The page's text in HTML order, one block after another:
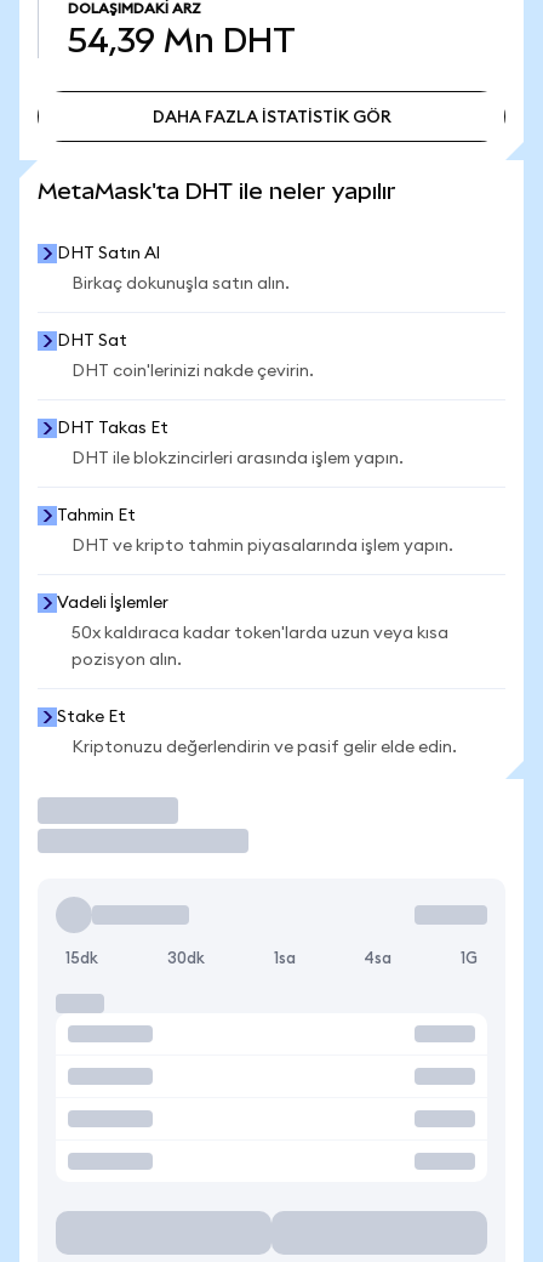
DOLAŞIMDAKI ARZ
54,39 Mn DHT
DAHA FAZLA İSTATİSTİK GÖR
MetaMask'ta DHT ile neler yapılır
DHT Satın Al
Birkaç dokunuşla satın alın.
DHT Sat
DHT coin'lerinizi nakde çevirin.
DHT Takas Et
DHT ile blokzincirleri arasında işlem yapın.
Tahmin Et
DHT ve kripto tahmin piyasalarında işlem yapın.
Vadeli İşlemler
50x kaldıraca kadar token'larda uzun veya kısa
pozisyon alın.
Stake Et
Kriptonuzu değerlendirin ve pasif gelir elde edin.
15dk 30dk 1sa 4sa 1G